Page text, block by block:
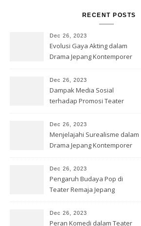
RECENT POSTS
Dec 26, 2023
Evolusi Gaya Akting dalam
Drama Jepang Kontemporer
Dec 26, 2023
Dampak Media Sosial
terhadap Promosi Teater
Dec 26, 2023
Menjelajahi Surealisme dalam
Drama Jepang Kontemporer
Dec 26, 2023
Pengaruh Budaya Pop di
Teater Remaja Jepang
Dec 26, 2023
Peran Komedi dalam Teater